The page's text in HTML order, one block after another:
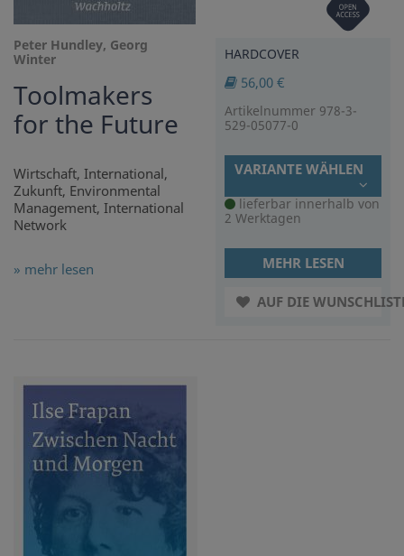
Open
Access
Peter Hundley, Georg
Winter
Toolmakers
for the Future
Wirtschaft, International,
Zukunft, Environmental
Management, International
Network
» mehr lesen
HARDCOVER
56,00 €
Artikelnummer 978-3-
529-05077-0
VARIANTE WÄHLEN
lieferbar innerhalb von
2 Werktagen
MEHR LESEN
AUF DIE